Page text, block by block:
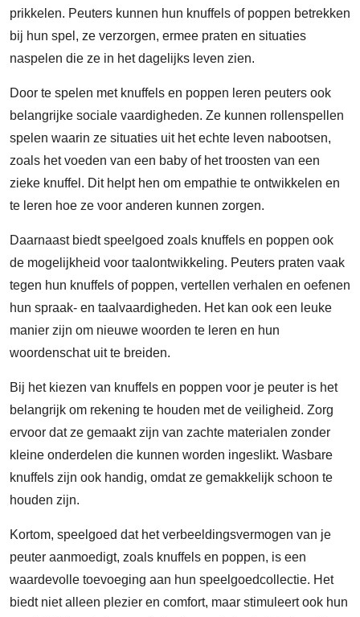
prikkelen. Peuters kunnen hun knuffels of poppen betrekken
bij hun spel, ze verzorgen, ermee praten en situaties
naspelen die ze in het dagelijks leven zien.
Door te spelen met knuffels en poppen leren peuters ook
belangrijke sociale vaardigheden. Ze kunnen rollenspellen
spelen waarin ze situaties uit het echte leven nabootsen,
zoals het voeden van een baby of het troosten van een
zieke knuffel. Dit helpt hen om empathie te ontwikkelen en
te leren hoe ze voor anderen kunnen zorgen.
Daarnaast biedt speelgoed zoals knuffels en poppen ook
de mogelijkheid voor taalontwikkeling. Peuters praten vaak
tegen hun knuffels of poppen, vertellen verhalen en oefenen
hun spraak- en taalvaardigheden. Het kan ook een leuke
manier zijn om nieuwe woorden te leren en hun
woordenschat uit te breiden.
Bij het kiezen van knuffels en poppen voor je peuter is het
belangrijk om rekening te houden met de veiligheid. Zorg
ervoor dat ze gemaakt zijn van zachte materialen zonder
kleine onderdelen die kunnen worden ingeslikt. Wasbare
knuffels zijn ook handig, omdat ze gemakkelijk schoon te
houden zijn.
Kortom, speelgoed dat het verbeeldingsvermogen van je
peuter aanmoedigt, zoals knuffels en poppen, is een
waardevolle toevoeging aan hun speelgoedcollectie. Het
biedt niet alleen plezier en comfort, maar stimuleert ook hun